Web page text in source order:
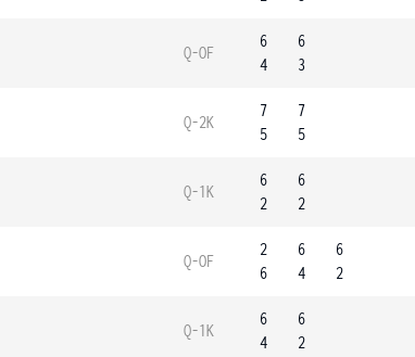
Q-OF
6
4
6
3
Q-2K
7
5
7
5
Q-1K
6
2
6
2
Q-OF
2
6
6
4
6
2
Q-1K
6
4
6
2